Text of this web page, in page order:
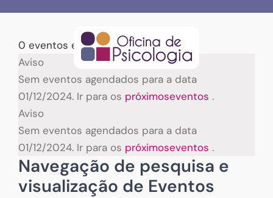
content0 eventos encontrados.
Eventos
for
01/12/2024
Aviso
Sem eventos agendados para a data
01/12/2024. Ir para os próximoseventos .
Aviso
Sem eventos agendados para a data
01/12/2024. Ir para os próximoseventos .
Navegação de pesquisa e
visualização de Eventos